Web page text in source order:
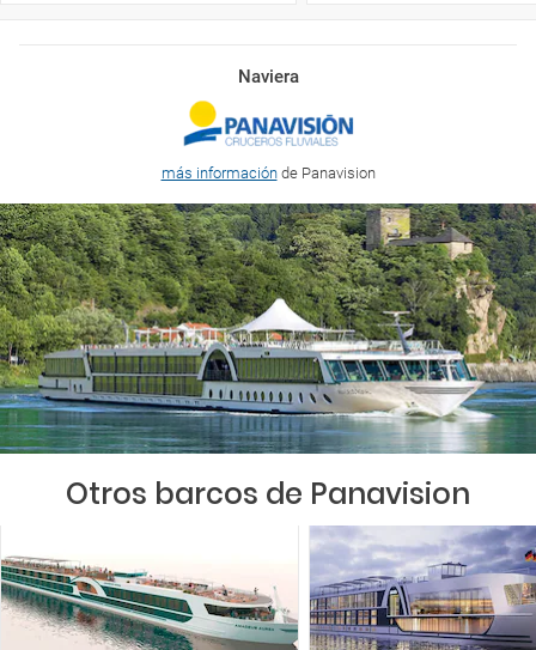
Naviera
más informaciónde Panavision
Otros barcos de Panavision